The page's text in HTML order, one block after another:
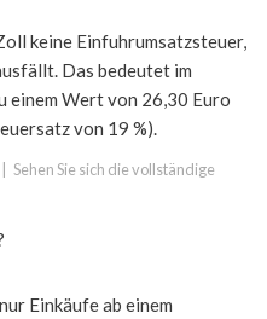
keine Einfuhrumsatzsteuer,
Das bedeutet im
einem Wert von 26,30 Euro
von 19 %).
Sehen Sie sich die vollständige
Einkäufe ab einem